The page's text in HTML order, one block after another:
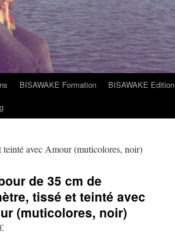
BISAWAKE Formation BISAWAKE Edition
teinté avec Amour (muticolores, noir)
de 35 cm de
tissé et teinté avec
(muticolores, noir)